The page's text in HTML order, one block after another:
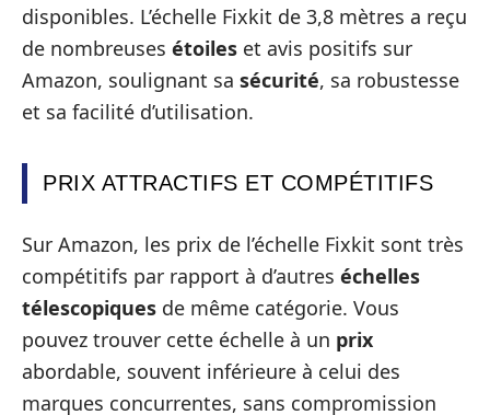
disponibles. L’échelle Fixkit de 3,8 mètres a reçu
de nombreuses étoiles et avis positifs sur
Amazon, soulignant sa sécurité, sa robustesse
et sa facilité d’utilisation.
PRIX ATTRACTIFS ET COMPÉTITIFS
Sur Amazon, les prix de l’échelle Fixkit sont très
compétitifs par rapport à d’autres échelles
télescopiques de même catégorie. Vous
pouvez trouver cette échelle à un prix
abordable, souvent inférieure à celui des
marques concurrentes, sans compromission